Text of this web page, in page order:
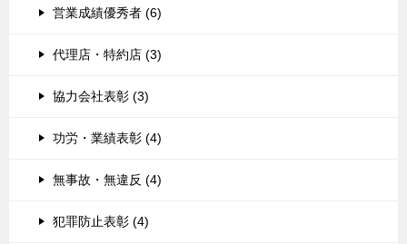
営業成績優秀者 (6)
代理店・特約店 (3)
協力会社表彰 (3)
功労・業績表彰 (4)
無事故・無違反 (4)
犯罪防止表彰 (4)